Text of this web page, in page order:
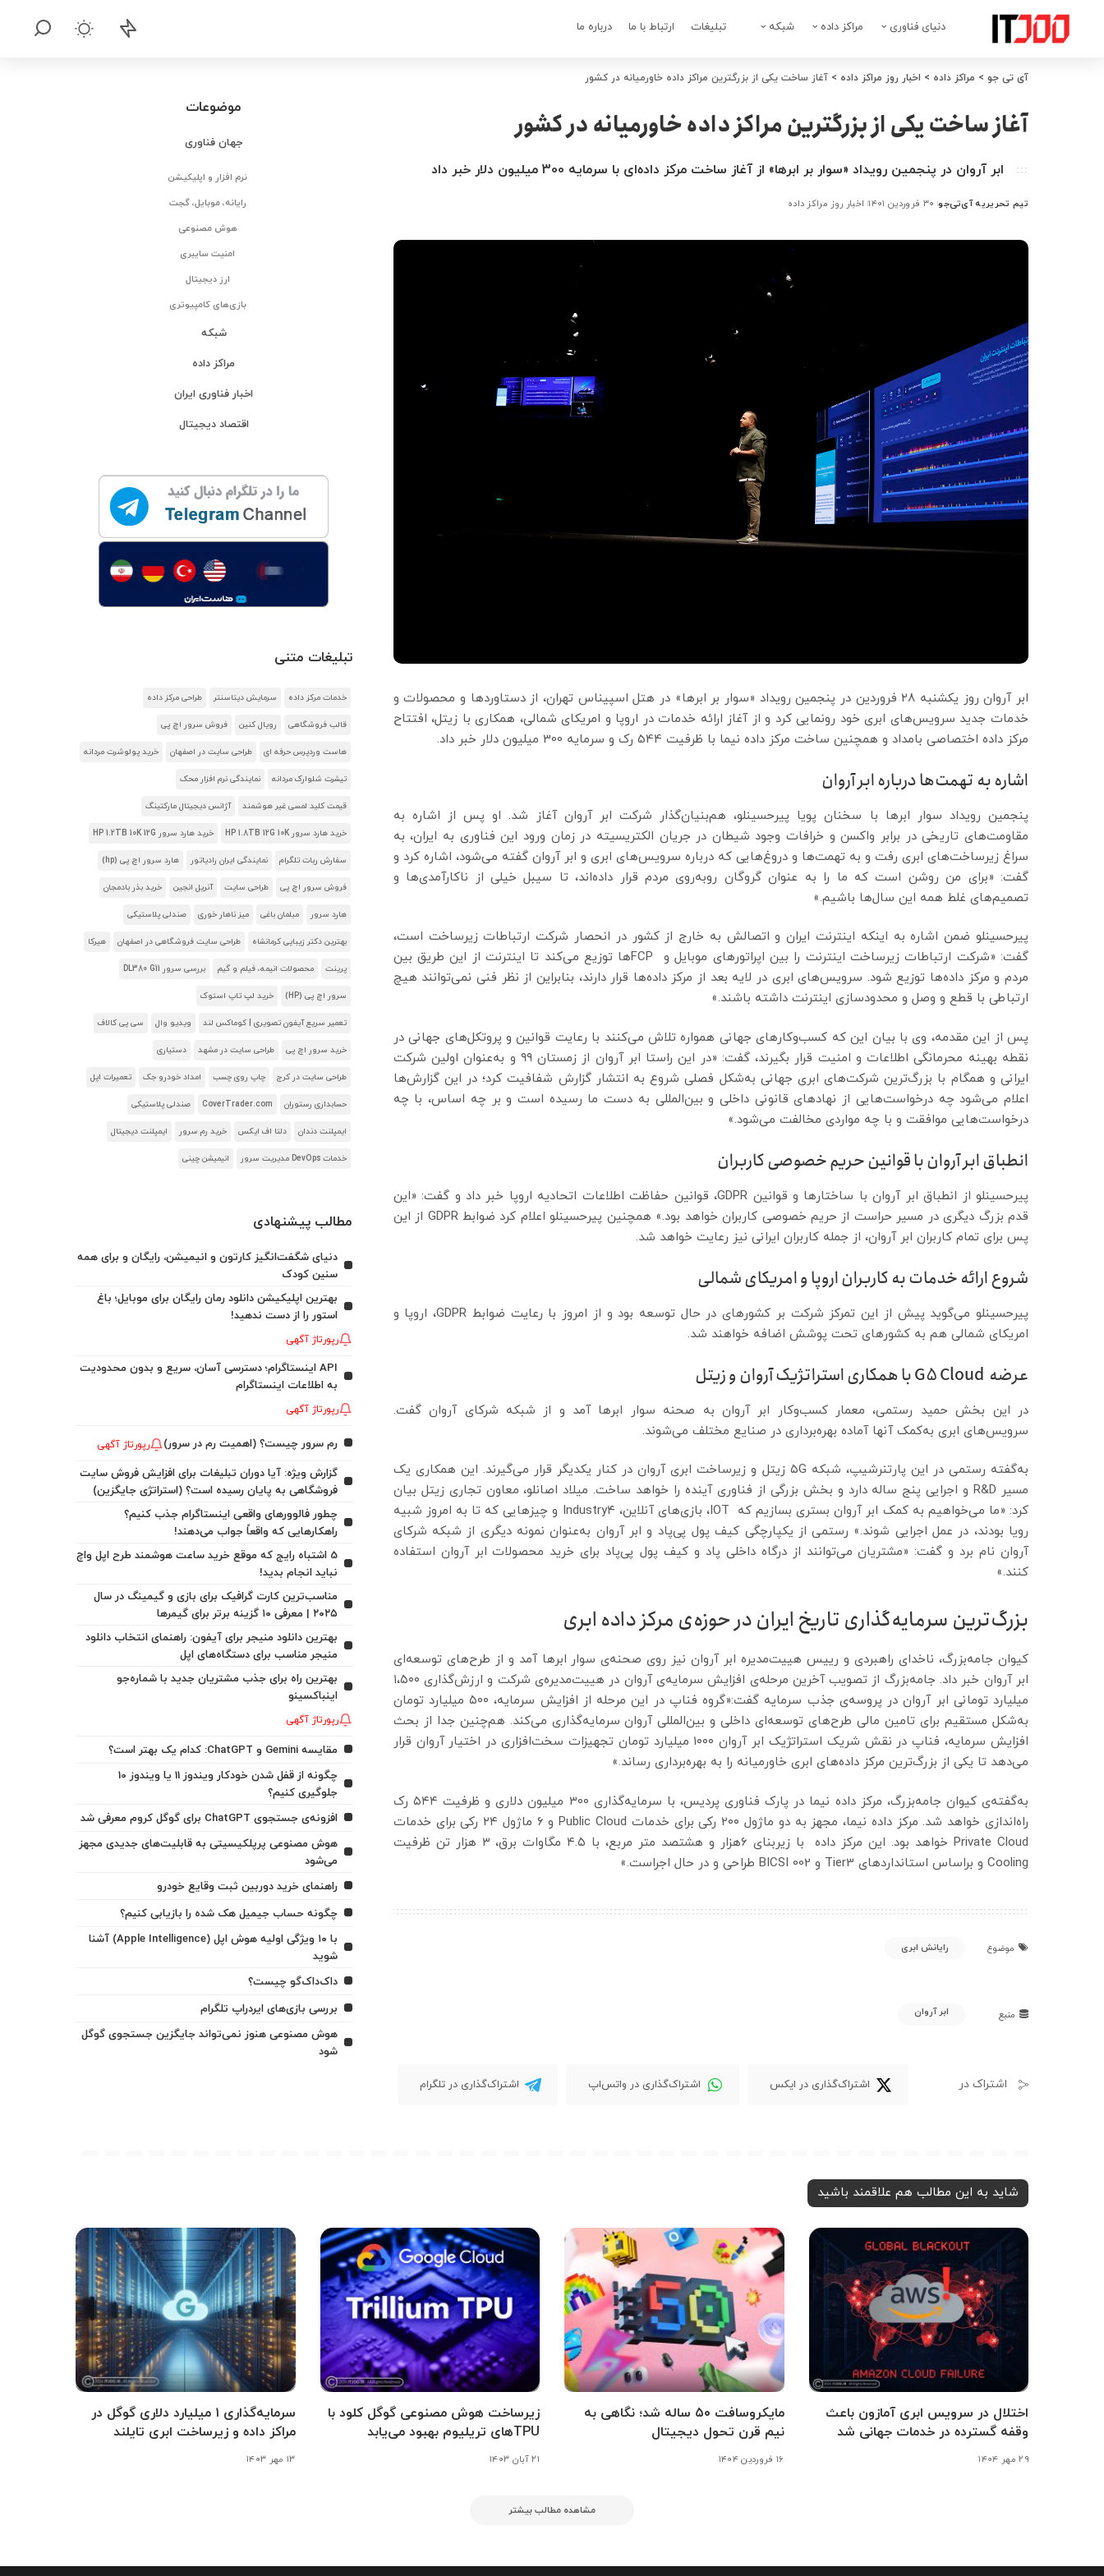
دنیای فناوری مراکز داده شبکه تبلیغات ارتباط با ما درباره ما
آی تی جو > مراکز داده > اخبار روز مراکز داده > آغاز ساخت یکی از بزرگترین مراکز داده خاورمیانه در کشور
آغاز ساخت یکی از بزرگترین مراکز داده خاورمیانه در کشور
ابر آروان در پنجمین رویداد «سوار بر ابرها» از آغاز ساخت مرکز داده‌ای با سرمایه 300 میلیون دلار خبر داد
ارسال
توسط
تیم تحریریه آی‌تی‌جو ۳۰ فروردین ۱۴۰۱ اخبار روز مراکز داده
ابر آروان روز یکشنبه ۲۸ فروردین در پنجمین رویداد «سوار بر ابرها» در هتل اسپیناس تهران، از دستاوردها و محصولات و
خدمات جدید سرویس‌های ابری خود رونمایی کرد و از آغاز ارائه خدمات در اروپا و امریکای شمالی، همکاری با زیتل، افتتاح
مرکز داده اختصاصی بامداد و همچنین ساخت مرکز داده نیما با ظرفیت 544 رک و سرمایه 300 میلیون دلار خبر داد.
اشاره به تهمت‌ها درباره ابر آروان
پنجمین رویداد سوار ابرها با سخنان پویا پیرحسینلو، هم‌بنیان‌گذار شرکت ابر آروان آغاز شد. او پس از اشاره به
مقاومت‌های تاریخی در برابر واکسن و خرافات وجود شیطان در جریان الکتریسیته در زمان ورود این فناوری به ایران، به
سراغ زیرساخت‌های ابری رفت و به تهمت‌ها و دروغ‌هایی که درباره سرویس‌های ابری و ابر آروان گفته می‌شود، اشاره کرد و
گفت: «برای من روشن است که ما را به عنوان گروگان روبه‌روی مردم قرار داده‌اند، تا سیبل خیلی از ناکارآمدی‌ها و
تصمیم‌های غلط همه‌ این سال‌ها باشیم.»
پیرحسینلو ضمن اشاره به اینکه اینترنت ایران و اتصالش به خارج از کشور در انحصار شرکت ارتباطات زیرساخت است،
گفت: «شرکت ارتباطات زیرساخت اینترنت را بین اپراتورهای موبایل و FCPها توزیع می‌کند تا اینترنت از این طریق بین
مردم و مرکز داده‌ها توزیع شود. سرویس‌های ابری در لایه بعد از مرکز داده‌ها قرار دارند، بنابراین از نظر فنی نمی‌توانند هیچ
ارتباطی با قطع ‌و وصل و محدودسازی اینترنت داشته باشند.»
پس از این مقدمه، وی با بیان این که کسب‌وکارهای جهانی همواره تلاش می‌کنند با رعایت قوانین و پروتکل‌های جهانی در
نقطه بهینه محرمانگی اطلاعات و امنیت قرار بگیرند، گفت: «در این ‌راستا ابر آروان از زمستان ۹۹ و به‌عنوان اولین شرکت
ایرانی و همگام با بزرگ‌ترین شرکت‌های ابری جهانی به‌شکل فصلی شروع به انتشار گزارش شفافیت کرد؛ در این گزارش‌ها
اعلام می‌شود چه درخواست‌هایی از نهادهای قانونی داخلی و بین‌المللی به دست ما رسیده است و بر چه اساس، با چه
درخواست‌هایی موافقت و با چه مواردی مخالفت می‌شود.»
انطباق ابر آروان با قوانین حریم خصوصی کاربران
پیرحسینلو از انطباق ابر آروان با ساختارها و قوانین GDPR، قوانین حفاظت اطلاعات اتحادیه اروپا خبر داد و گفت‌: «این
قدم بزرگ دیگری در مسیر حراست از حریم خصوصی کاربران خواهد بود.» همچنین پیرحسینلو اعلام کرد ضوابط GDPR از این
پس برای تمام کاربران ابر آروان، از جمله کاربران ایرانی نیز رعایت خواهد شد.
شروع ارائه خدمات به کاربران اروپا و امریکای شمالی
پیرحسینلو می‌گوید پیش از این تمرکز شرکت بر کشورهای در حال توسعه بود و از امروز با رعایت ضوابط GDPR، اروپا و
امریکای شمالی هم به کشورهای تحت پوشش اضافه خواهند شد.
عرضه G5 Cloud با همکاری استراتژیک آروان و زیتل
در این بخش حمید رستمی، معمار کسب‌وکار ابر آروان به صحنه سوار ابرها آمد و از شبکه شرکای آروان گفت.
سرویس‌های ابری به‌کمک آنها آماده‌ بهره‌برداری در صنایع مختلف می‌شوند.
به‌گفته‌ رستمی در این پارتنرشیپ، شبکه ۵G زیتل و زیرساخت ابری آروان در کنار یکدیگر قرار می‌گیرند. این همکاری یک
مسیر R&D و اجرایی پنج ساله دارد و بخش بزرگی از فناوری آینده را خواهد ساخت. میلاد اصانلو، معاون تجاری زیتل بیان
کرد: «ما می‌خواهیم به کمک ابر آروان بستری بسازیم که IOT، بازی‌های آنلاین، Industry۴ و چیزهایی که تا به امروز شبیه
رویا بودند، در عمل اجرایی شوند.» رستمی از یکپارچگی کیف پول پی‌پاد و ابر آروان به‌عنوان نمونه دیگری از شبکه شرکای
آروان نام برد و گفت: «مشتریان می‌توانند از درگاه داخلی پاد و کیف پول پی‌پاد برای خرید محصولات ابر آروان استفاده
کنند.»
بزرگ‌ترین سرمایه‌گذاری تاریخ ایران در حوزه‌ی مرکز داده ابری
کیوان جامه‌بزرگ، ناخدای راهبردی و رییس هییت‌مدیره ابر آروان نیز روی صحنه‌ی سوار ابرها آمد و از طرح‌های توسعه‌ای
ابر آروان خبر داد. جامه‌بزرگ از تصویب آخرین مرحله‌ی افزایش سرمایه‌ی آروان در هییت‌مدیره‌ی شرکت و ارزش‌گذاری ۱،۵۰۰
میلیارد تومانی ابر آروان در پروسه‌ی جذب سرمایه‌ گفت:«گروه فناپ در این مرحله از افزایش سرمایه، ۵۰۰ میلیارد تومان
به‌شکل مستقیم برای تامین مالی طرح‌های توسعه‌ای داخلی و بین‌المللی آروان سرمایه‌گذاری می‌کند. هم‌چنین جدا از بحث
افزایش سرمایه، فناپ در نقش شریک استراتژیک ابر آروان ۱۰۰۰ میلیارد تومان تجهیزات سخت‌افزاری در اختیار آروان قرار
می‌دهد تا یکی از بزرگ‌ترین مرکز داده‌های ابری خاورمیانه را به بهره‌برداری رساند.»
به‌گفته‌ی کیوان جامه‌بزرگ، مرکز داده نیما در پارک فناوری پردیس، با سرمایه‌گذاری ۳۰۰ میلیون دلاری و ظرفیت ۵۴۴ رک
راه‌اندازی خواهد شد. مرکز داده نیما، مجهز به دو ماژول ۲۰۰ رکی برای خدمات Public Cloud و ۶ ماژول ۲۴ رکی برای خدمات
Private Cloud خواهد بود. این مرکز داده با زیربنای ۶هزار و هشتصد متر مربع، با ۴.۵ مگاوات برق، ۳ هزار تن ظرفیت
Cooling و براساس استانداردهای Tier3 و BICSI 002 طراحی و در حال اجراست.»
موضوع رایانش ابری
منبع ابر آروان
اشتراک در اشتراک‌گذاری در ایکس اشتراک‌گذاری در واتس‌اپ اشتراک‌گذاری در تلگرام
موضوعات
جهان فناوری
نرم افزار و اپلیکیشن
رایانه، موبایل، گجت
هوش مصنوعی
امنیت سایبری
ارز دیجیتال
بازی‌های کامپیوتری
شبکه
مراکز داده
اخبار فناوری ایران
اقتصاد دیجیتال
تبلیغات متنی
خدمات مرکز داده سرمایش دیتاسنتر طراحی مرکز داده
قالب فروشگاهی رویال کنین فروش سرور اچ پی
هاست وردپرس حرفه ای طراحی سایت در اصفهان خرید پولوشرت مردانه
تیشرت شلوارک مردانه نمایندگی نرم افزار محک
قیمت کلید لمسی غیر هوشمند آژانس دیجیتال مارکتینگ
خرید هارد سرور HP 1.8TB 12G 10K خرید هارد سرور HP 1.2TB 10K 12G
سفارش ربات تلگرام نمایندگی ایران رادیاتور هارد سرور اچ پی (hp)
فروش سرور اچ پی طراحی سایت آنریل انجین خرید بذر بادمجان
هارد سرور مبلمان باغی میز ناهار خوری صندلی پلاستیکی
بهترین دکتر زیبایی کرمانشاه طراحی سایت فروشگاهی در اصفهان هیرکا
پرینت محصولات انیمه، فیلم و گیم بررسی سرور DL380 G11
سرور اچ پی (HP) خرید لپ تاپ استوک
تعمیر سریع آیفون تصویری | کوماکس لند ویدیو وال سی پی کالاف
خرید سرور اچ پی طراحی سایت در مشهد دستیاری
طراحی سایت در کرج چاپ روی چسب امداد خودرو جک تعمیرات اپل
حسابداری رستوران CoverTrader.com صندلی پلاستیکی
ایمپلنت دندان دلتا اف ایکس خرید رم سرور ایمپلنت دیجیتال
خدمات DevOps مدیریت سرور انیمیشن چینی
مطالب پیشنهادی
دنیای شگفت‌انگیز کارتون و انیمیشن، رایگان و برای همه
سنین کودک
بهترین اپلیکیشن دانلود رمان رایگان برای موبایل؛ باغ
استور را از دست ندهید!
رپورتاژ آگهی
API اینستاگرام؛ دسترسی آسان، سریع و بدون محدودیت
به اطلاعات اینستاگرام
رپورتاژ آگهی
رم سرور چیست؟ (اهمیت رم در سرور) رپورتاژ آگهی
گزارش ویژه: آیا دوران تبلیغات برای افزایش فروش سایت
فروشگاهی به پایان رسیده است؟ (استراتژی جایگزین)
چطور فالوورهای واقعی اینستاگرام جذب کنیم؟
راهکارهایی که واقعاً جواب می‌دهند!
5 اشتباه رایج که موقع خرید ساعت هوشمند طرح اپل واچ
نباید انجام بدید!
مناسب‌ترین کارت گرافیک برای بازی و گیمینگ در سال
۲۰۲۵ | معرفی ۱۰ گزینه برتر برای گیمرها
بهترین دانلود منیجر برای آیفون: راهنمای انتخاب دانلود
منیجر مناسب برای دستگاه‌های اپل
بهترین راه برای جذب مشتریان جدید با شماره‌جو
اینباکسینو
رپورتاژ آگهی
مقایسه Gemini و ChatGPT: کدام یک بهتر است؟
چگونه از قفل شدن خودکار ویندوز 11 یا ویندوز 10
جلوگیری کنیم؟
افزونه‌ی جستجوی ChatGPT برای گوگل کروم معرفی شد
هوش مصنوعی پرپلکیسیتی به قابلیت‌های جدیدی مجهز
می‌شود
راهنمای خرید دوربین ثبت وقایع خودرو
چگونه حساب جیمیل هک شده را بازیابی کنیم؟
با ۱۰ ویژگی اولیه هوش اپل (Apple Intelligence) آشنا
شوید
داک‌داک‌گو چیست؟
بررسی بازی‌های ایردراپ تلگرام
هوش مصنوعی هنوز نمی‌تواند جایگزین جستجوی گوگل
شود
شاید به این مطالب هم علاقمند باشید
اختلال در سرویس ابری آمازون باعث
وقفه گسترده در خدمات جهانی شد
۲۹ مهر ۱۴۰۴
مایکروسافت ۵۰ ساله شد؛ نگاهی به
نیم قرن تحول دیجیتال
۱۶ فروردین ۱۴۰۴
زیرساخت هوش مصنوعی گوگل کلود با
TPUهای تریلیوم بهبود می‌یابد
۲۱ آبان ۱۴۰۳
سرمایه‌گذاری ۱ میلیارد دلاری گوگل در
مراکز داده و زیرساخت ابری تایلند
۱۳ مهر ۱۴۰۳
مشاهده مطالب بیشتر